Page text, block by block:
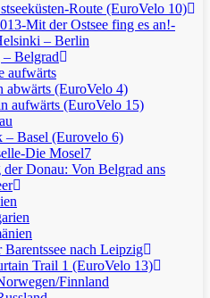
Route (EuroVelo 10)
Mit der Ostsee fing es an!-
– Berlin
Belgrad
aufwärts
abwärts (EuroVelo 4)
aufwärts (EuroVelo 15)
– Basel (Eurovelo 6)
Die Mosel7
der Donau: Von Belgrad ans
Barentssee nach Leipzig
Trail 1 (EuroVelo 13)
Finnland